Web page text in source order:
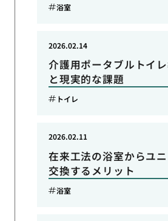
浴室
介護用ポータブルトイ
と現実的な課題
2026.02.14
トイレ
在来工法の浴室からユ
交換するメリット
2026.02.11
浴室